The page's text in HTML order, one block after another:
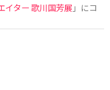
イター 歌川国芳展 」にコ